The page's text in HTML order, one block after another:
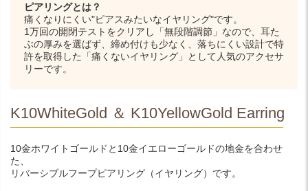
ピアリングとは？
痛くなりにくい"ピアスみたいなイヤリング"です。
1万回の開閉テストをクリアし「無段階調節」なので、耳た
ぶの厚みを選ばず、締め付けも少なく、落ちにくい設計で特
許を取得した「痛くないイヤリング」として人気のアクセサ
リーです。
K10WhiteGold ＆ K10YellowGold Earring
10金ホワイトゴールドと10金イエローゴールドの地金を合わせ
た、
リバーシブルフープピアリング（イヤリング）です。